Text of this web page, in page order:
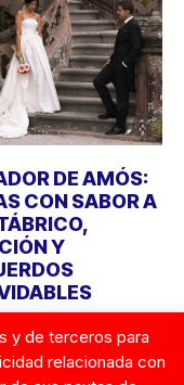
DE AMÓS:
CON SABOR A
Y
imaginaba una boda,
se centraba en...
y de terceros para
relacionada con